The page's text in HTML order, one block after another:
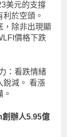
美元的支撐
於空頭。
，除非出現顯
價格下跌
：看跌情緒
銳減。 看漲
辦人5.95億